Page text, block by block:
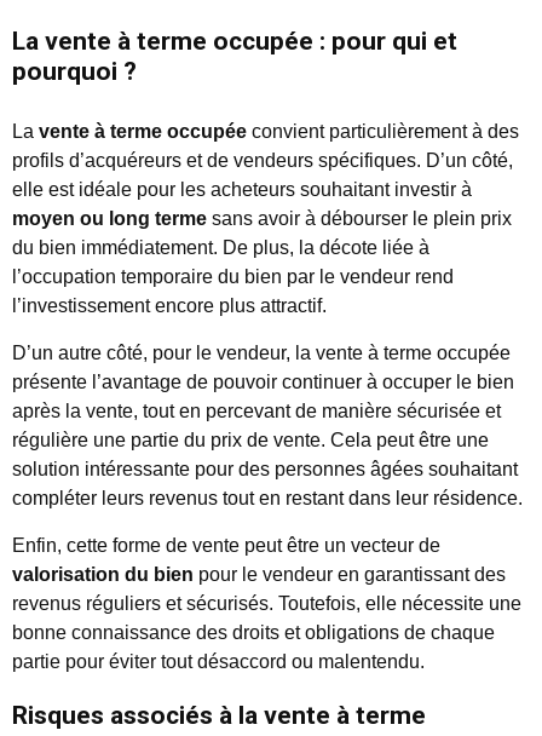
La vente à terme occupée : pour qui et
pourquoi ?
La vente à terme occupée convient particulièrement à des
profils d’acquéreurs et de vendeurs spécifiques. D’un côté,
elle est idéale pour les acheteurs souhaitant investir à
moyen ou long terme sans avoir à débourser le plein prix
du bien immédiatement. De plus, la décote liée à
l’occupation temporaire du bien par le vendeur rend
l’investissement encore plus attractif.
D’un autre côté, pour le vendeur, la vente à terme occupée
présente l’avantage de pouvoir continuer à occuper le bien
après la vente, tout en percevant de manière sécurisée et
régulière une partie du prix de vente. Cela peut être une
solution intéressante pour des personnes âgées souhaitant
compléter leurs revenus tout en restant dans leur résidence.
Enfin, cette forme de vente peut être un vecteur de
valorisation du bien pour le vendeur en garantissant des
revenus réguliers et sécurisés. Toutefois, elle nécessite une
bonne connaissance des droits et obligations de chaque
partie pour éviter tout désaccord ou malentendu.
Risques associés à la vente à terme